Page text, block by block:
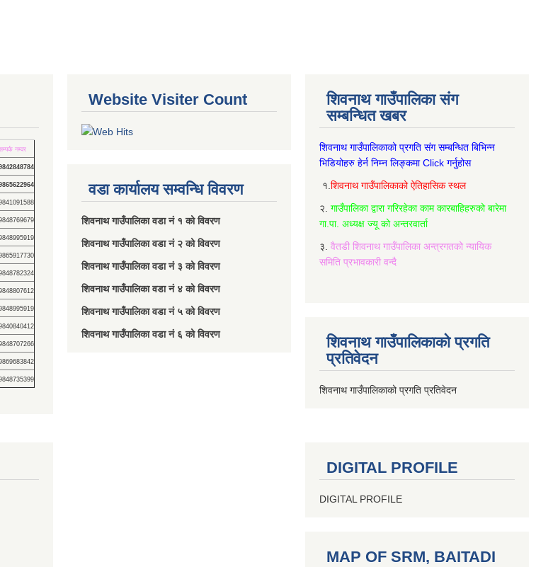
नम्वर
Website Visiter Count
वडा कार्यालय सम्वन्धि विवरण
शिवनाथ गाउँपालिका वडा नं‌ १ को विवरण
शिवनाथ गाउँपालिका वडा नं‌ २ को विवरण
शिवनाथ गाउँपालिका वडा नं‌ ३ को विवरण
शिवनाथ गाउँपालिका वडा नं‌ ४ को विवरण
शिवनाथ गाउँपालिका वडा नं‌ ५ को विवरण
शिवनाथ गाउँपालिका वडा नं‌ ६ को विवरण
शिवनाथ गाउँपालिका संग
सम्बन्धित खबर
शिवनाथ गाउँपालिकाको प्रगति संग सम्बन्धित बिभिन्‍न
भिडियोहरु हेर्न निम्‍न लिङ्कमा Click गर्नुहोस
१. शिवनाथ गाउँपालिकाको ऐतिहासिक स्थल
२. गाउँपालिका द्वारा गरिरहेका काम कारबाहिहरुको बारेमा
गा.पा. अध्यक्ष ज्यू को अन्तरवार्ता
३. वैतडी शिवनाथ गाउँपालिका अन्त्रगतको न्यायिक
समिति प्रभावकारी वन्दै
शिवनाथ गाउँपालिकाको प्रगति
प्रतिवेदन
शिवनाथ गाउँपालिकाको प्रगति प्रतिवेदन
DIGITAL PROFILE
DIGITAL PROFILE
MAP OF SRM, BAITADI